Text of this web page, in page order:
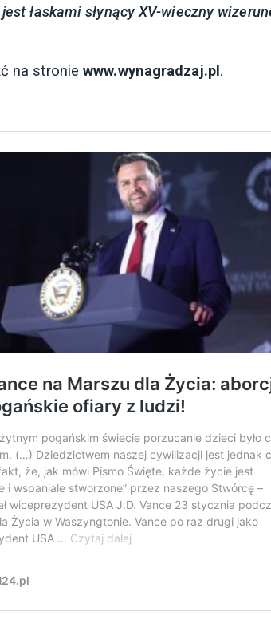
łaskami słynący XV-wieczny
na stroniewww.wynagradzaj.pl .